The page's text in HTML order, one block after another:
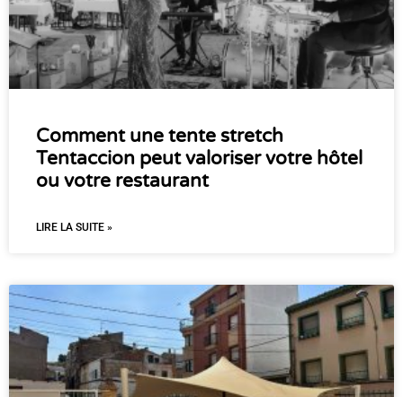
Comment une tente stretch
Tentaccion peut valoriser votre hôtel
ou votre restaurant
LIRE LA SUITE »